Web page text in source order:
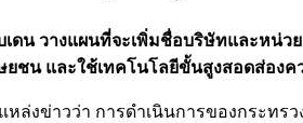
ดน วางแผนที่จะเพิ่มชื่อบริษัทและหน่ว
ชน และใช้เทคโนโลยีขั้นสูงสอดส่อง
หล่งข่าวว่า การดำเนินการของกระท